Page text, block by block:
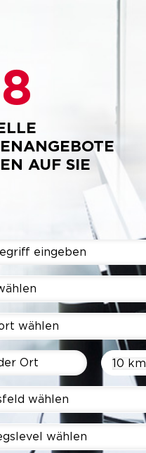
AUF SIE
wählen
10 km
wählen
wählen